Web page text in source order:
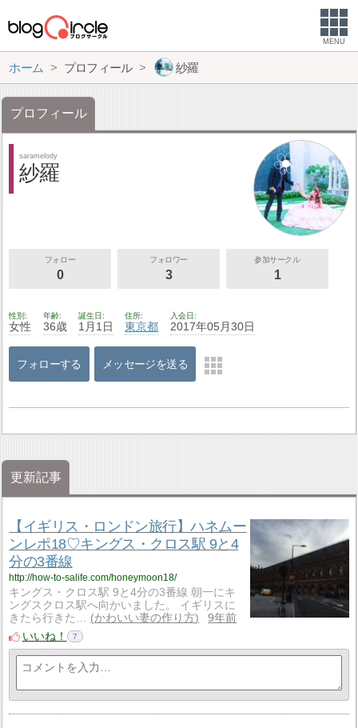
MENU
ホーム プロフィール 紗羅
プロフィール
saramelody
紗羅
フォロー
0
フォロワー
3
参加サークル
1
性別
女性
年齢
36歳
誕生日
1月1日
住所
東京都
入会日
2017年05月30日
フォローする メッセージを送る
更新記事
【イギリス・ロンドン旅行】ハネムー
ンレポ18♡キングス・クロス駅 9と4
分の3番線
http://how-to-salife.com/honeymoon18/
キングス・クロス駅 9と4分の3番線 朝一にキ
ングスクロス駅へ向かいました。 イギリスに
きたら行きた…
かわいい妻の作り方
9年前
いいね！
7